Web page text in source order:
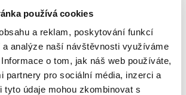
používá cookies
a reklam, poskytování funkcí
analýze naší návštěvnosti využíváme
o tom, jak náš web používáte,
partnery pro sociální média, inzerci a
tyto údaje mohou zkombinovat s
Rent